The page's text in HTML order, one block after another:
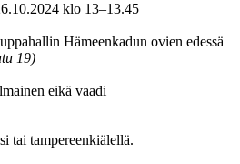
klo 13–13.45
Hämeenkadun ovien edessä
19)
eikä vaadi
tai tampereenkiälellä.